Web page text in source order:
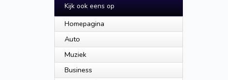
Kijk ook eens op
Homepagina
Auto
Muziek
Business